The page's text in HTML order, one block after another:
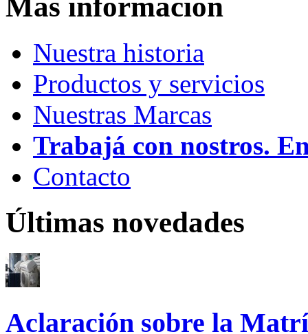
Más información
Nuestra historia
Productos y servicios
Nuestras Marcas
Trabajá con nostros.
Contacto
Últimas novedades
Aclaración sobre la